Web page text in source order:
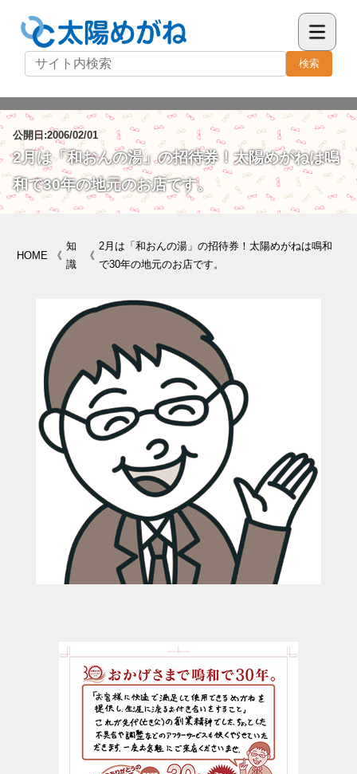
検索
公開日:2006/02/01
2月は「和おんの湯」の招待券！太陽めがねは鳴
和で30年の地元のお店です。
HOME 《
知
識
《
2月は「和おんの湯」の招待券！太陽めがねは鳴和
で30年の地元のお店です。